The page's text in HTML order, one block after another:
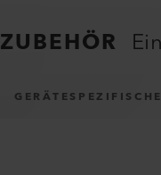
ZUBEHÖR